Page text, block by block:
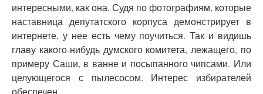
интересными, как она. Судя по фотографиям, которые
наставница депутатского корпуса демонстрирует в
интернете, у нее есть чему поучиться. Так и видишь
главу какого-нибудь думского комитета, лежащего, по
примеру Саши, в ванне и посыпанного чипсами. Или
целующегося с пылесосом. Интерес избирателей
обеспечен.